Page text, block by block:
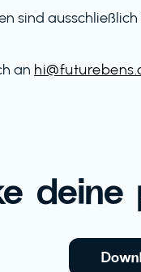
sind
an
deine